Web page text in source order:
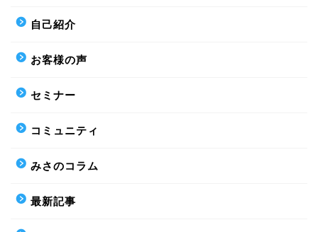
自己紹介
お客様の声
セミナー
コミュニティ
みさのコラム
最新記事